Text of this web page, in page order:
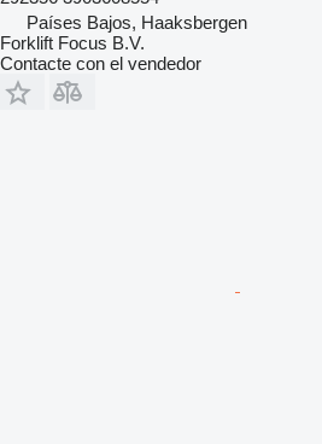
Países Bajos, Haaksbergen
Forklift Focus B.V.
Contacte con el vendedor